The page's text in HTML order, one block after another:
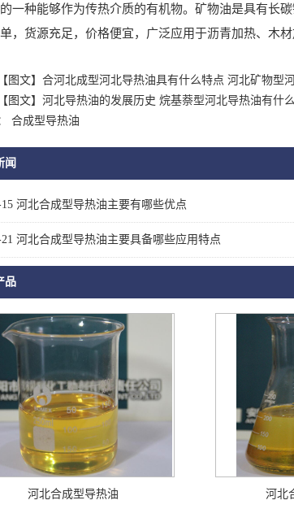
一种能够作为传热介质的有机物。矿物油是具有长
，货源充足，价格便宜，广泛应用于沥青加热、木
【图文】合河北成型河北导热油具有什么特点 河北矿物型
【图文】河北导热油的发展历史 烷基萘型河北导热油有什
合成型导热油
闻
河北合成型导热油主要有哪些优点
河北合成型导热油主要具备哪些应用特点
品
河北合成型导热油 河北